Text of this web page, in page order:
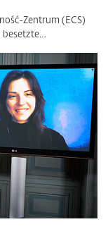
Zentrum (ECS)
besetzte…